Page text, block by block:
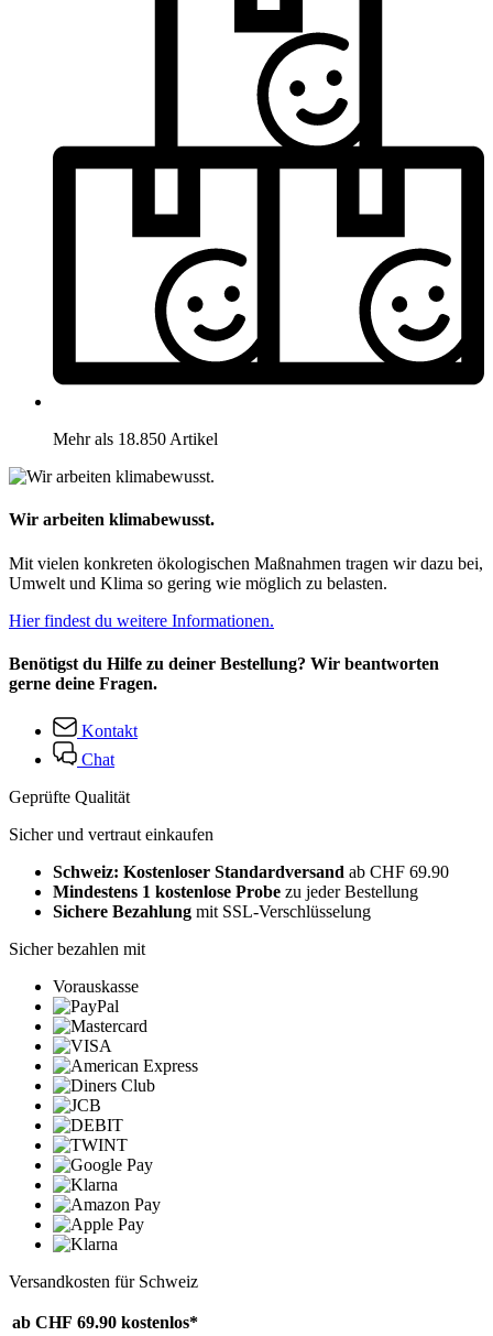
Mehr als 18.850 Artikel
Wir arbeiten klimabewusst.
Mit vielen konkreten ökologischen Maßnahmen tragen wir dazu bei,
Umwelt und Klima so gering wie möglich zu belasten.
Hier findest du weitere Informationen.
Benötigst du Hilfe zu deiner Bestellung? Wir beantworten
gerne deine Fragen.
Kontakt
Chat
Geprüfte Qualität
Sicher und vertraut einkaufen
Schweiz: Kostenloser Standardversand ab CHF 69.90
Mindestens 1 kostenlose Probe zu jeder Bestellung
Sichere Bezahlung mit SSL-Verschlüsselung
Sicher bezahlen mit
Vorauskasse
Versandkosten für Schweiz
ab CHF 69.90 kostenlos*